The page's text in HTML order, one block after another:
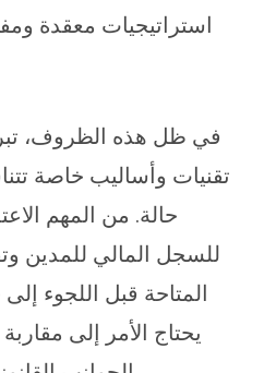
استراتيجيات معقدة
في ظل هذه الظروف،
تقنيات وأساليب خاصة
حالة. من المهم
للسجل المالي للمدين
المتاحة قبل اللجوء
يحتاج الأمر إلى مقاربة